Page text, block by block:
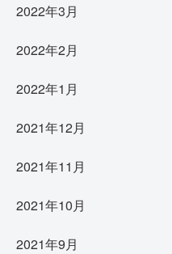
2022年3月
2022年2月
2022年1月
2021年12月
2021年11月
2021年10月
2021年9月